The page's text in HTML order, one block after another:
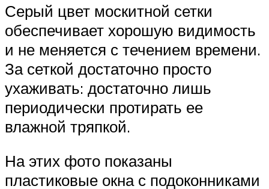
Серый цвет москитной сетки
обеспечивает хорошую видимость
и не меняется с течением времени.
За сеткой достаточно просто
ухаживать: достаточно лишь
периодически протирать ее
влажной тряпкой.
На этих фото показаны
пластиковые окна с подоконниками